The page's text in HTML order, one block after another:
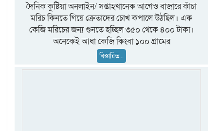
দৈনিক কুষ্টিয়া অনলাইন/ সপ্তাহখানেক আগেও বাজারে কাঁচা
মরিচ কিনতে গিয়ে ক্রেতাদের চোখ কপালে উঠছিল। এক
কেজি মরিচের জন্য গুনতে হচ্ছিল ৩৫০ থেকে ৪০০ টাকা।
অনেকেই আধা কেজি কিংবা ১০০ গ্রামের
বিস্তারিত...